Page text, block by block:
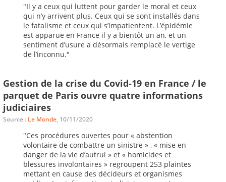
"Il y a ceux qui luttent pour garder le moral et ceux
qui n’y arrivent plus. Ceux qui se sont installés dans
le fatalisme et ceux qui s’impatientent. L’épidémie
est apparue en France il y a bientôt un an, et un
sentiment d’usure a désormais remplacé le vertige
de l’inconnu."
Gestion de la crise du Covid-19 en France / le
parquet de Paris ouvre quatre informations
judiciaires
Source : Le Monde, 10/11/2020
"Ces procédures ouvertes pour « abstention
volontaire de combattre un sinistre » , « mise en
danger de la vie d’autrui » et « homicides et
blessures involontaires » regroupent 253 plaintes
mettant en cause des décideurs et organismes